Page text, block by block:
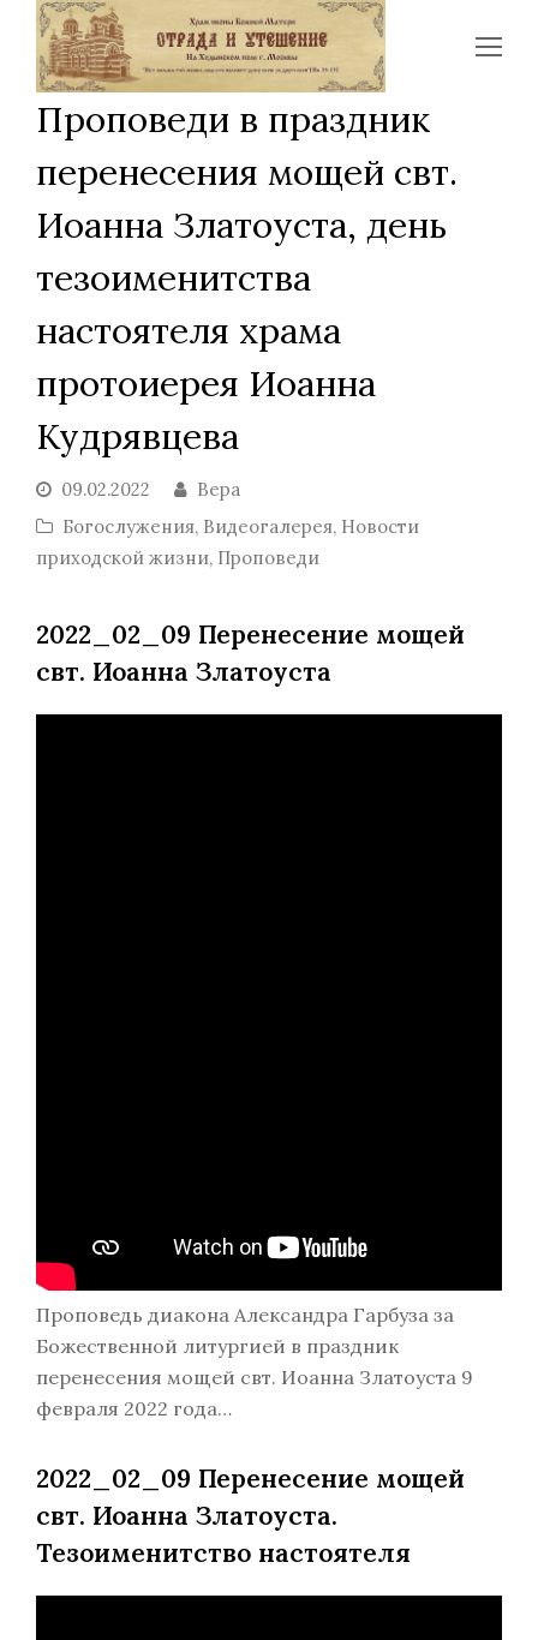
Проповеди в праздник
перенесения мощей свт.
Иоанна Златоуста, день
тезоименитства
настоятеля храма
протоиерея Иоанна
Кудрявцева
09.02.2022
Вера
Богослужения, Видеогалерея, Новости
приходской жизни, Проповеди
2022_02_09 Перенесение мощей
свт. Иоанна Златоуста
Проповедь диакона Александра Гарбуза за
Божественной литургией в праздник
перенесения мощей свт. Иоанна Златоуста 9
февраля 2022 года…
2022_02_09 Перенесение мощей
свт. Иоанна Златоуста.
Тезоименитство настоятеля